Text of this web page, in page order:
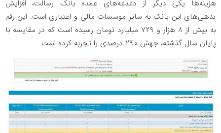
هزینه‌ها یکی دیگر از دغدغه‌های عمده بانک رسالت، افزایش
بدهی‌های این بانک به سایر موسسات مالی و اعتباری است. این رقم
به بیش از ۸ هزار و ۷۲۹ میلیارد تومان رسیده است که در مقایسه با
پایان سال گذشته، جهش ۲۹۰ درصدی را تجربه کرده است.